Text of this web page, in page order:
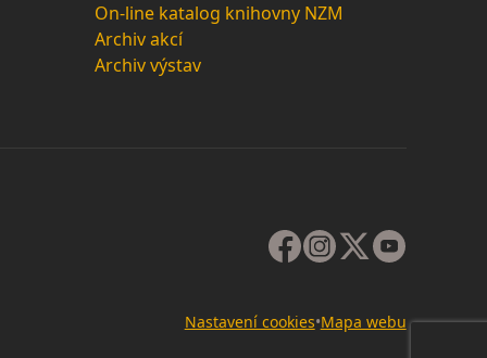
On-line katalog knihovny NZM
Archiv akcí
Archiv výstav
Nastavení cookies•Mapa webu